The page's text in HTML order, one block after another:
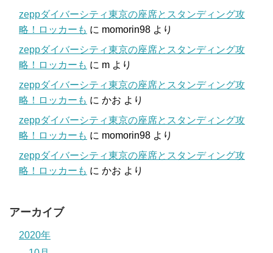
zeppダイバーシティ東京の座席とスタンディング攻
略！ロッカーも に momorin98 より
zeppダイバーシティ東京の座席とスタンディング攻
略！ロッカーも に m より
zeppダイバーシティ東京の座席とスタンディング攻
略！ロッカーも に かお より
zeppダイバーシティ東京の座席とスタンディング攻
略！ロッカーも に momorin98 より
zeppダイバーシティ東京の座席とスタンディング攻
略！ロッカーも に かお より
アーカイブ
2020年